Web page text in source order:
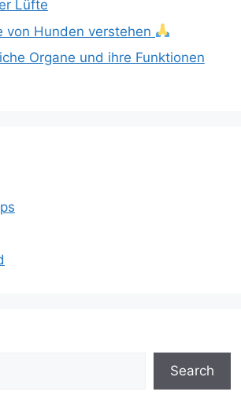
Lüfte
von Hunden verstehen
Organe und ihre Funktionen
Search